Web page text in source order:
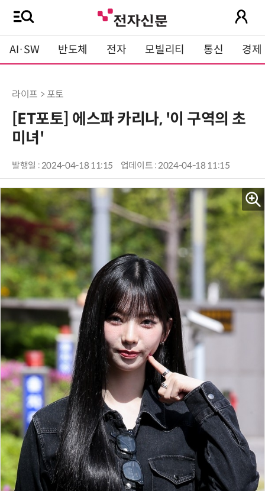
AI·SW 반도체 전자 모빌리티 통신 경제
라이프 > 포토
[ET포토] 에스파 카리나, '이 구역의 초
미녀'
발행일 : 2024-04-18 11:15 업데이트 : 2024-04-18 11:15